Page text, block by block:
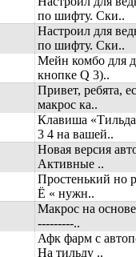
по шифту. Ски..
Настроил для
по шифту. Ски..
Мейн комбо для
кнопке Q 3)..
Привет, ребята,
макрос ка..
Клавиша
3 4 на вашей..
Новая версия
Активные ..
Простенький но
Ё « нужн..
Макрос на
---------..
Афк фарм с
На тильду ..